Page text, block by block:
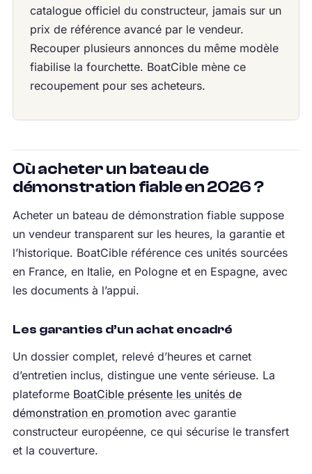
catalogue officiel du constructeur, jamais sur un
prix de référence avancé par le vendeur.
Recouper plusieurs annonces du même modèle
fiabilise la fourchette. BoatCible mène ce
recoupement pour ses acheteurs.
Où acheter un bateau de
démonstration fiable en 2026 ?
Acheter un bateau de démonstration fiable suppose
un vendeur transparent sur les heures, la garantie et
l’historique. BoatCible référence ces unités sourcées
en France, en Italie, en Pologne et en Espagne, avec
les documents à l’appui.
Les garanties d’un achat encadré
Un dossier complet, relevé d’heures et carnet
d’entretien inclus, distingue une vente sérieuse. La
plateforme BoatCible présente les unités de
démonstration en promotionavec garantie
constructeur européenne, ce qui sécurise le transfert
et la couverture.